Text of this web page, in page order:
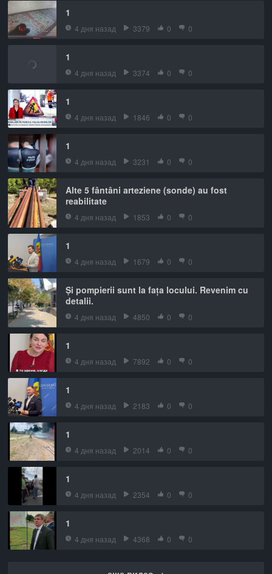
1
4 дня назад 3379 0 0
1
4 дня назад 3374 0 0
1
4 дня назад 1846 0 0
1
4 дня назад 3231 0 0
Alte 5 fântâni arteziene (sonde) au fost
reabilitate
4 дня назад 1853 0 0
1
4 дня назад 1679 0 0
Și pompierii sunt la fața locului. Revenim cu
detalii.
4 дня назад 4850 0 0
1
4 дня назад 7892 0 0
1
4 дня назад 2183 0 0
1
4 дня назад 2014 0 0
1
4 дня назад 2354 0 0
1
4 дня назад 4368 0 0